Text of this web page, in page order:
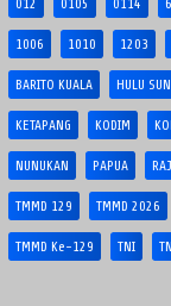
1006 1010 1203
BARITO KUALA HULU
KETAPANG KODIM
NUNUKAN PAPUA
TMMD 129 TMMD 2026
TMMD Ke-129 TNI